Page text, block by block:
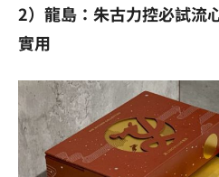
2）龍島：朱古力控必試流
實用